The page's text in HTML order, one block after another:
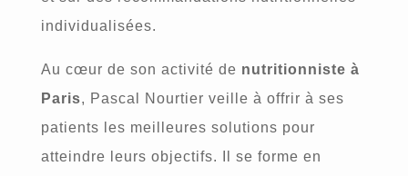
individualisées.
Au cœur de son activité de nutritionniste à
Paris, Pascal Nourtier veille à offrir à ses
patients les meilleures solutions pour
atteindre leurs objectifs. Il se forme en